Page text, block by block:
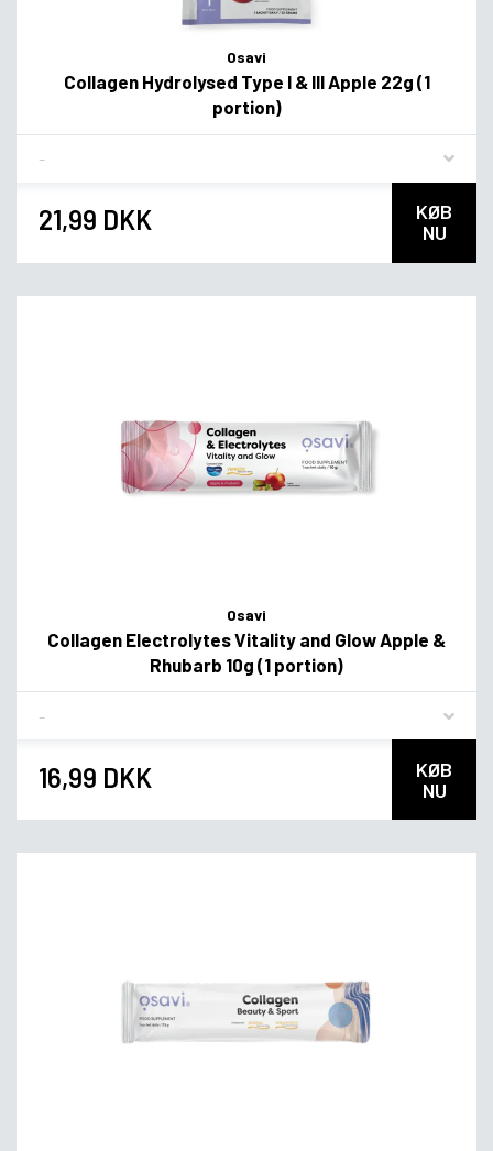
Osavi
Collagen Hydrolysed Type I & III Apple 22g (1
portion)
21,99 DKK
KØB
NU
Osavi
Collagen Electrolytes Vitality and Glow Apple &
Rhubarb 10g (1 portion)
16,99 DKK
KØB
NU